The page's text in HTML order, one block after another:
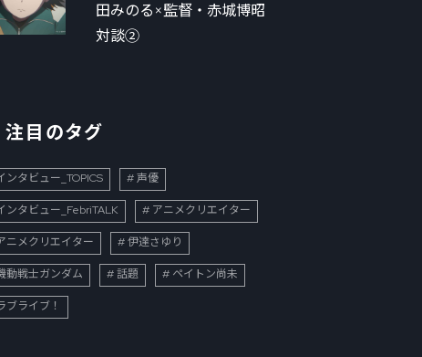
田みのる×監督・赤城博昭
対談②
注目のタグ
ンタビュー_TOPICS 声優
ンタビュー_FebriTALK アニメクリエイター
ニメクリエイター 伊達さゆり
動戦士ガンダム 話題 ペイトン尚未
ブライブ！